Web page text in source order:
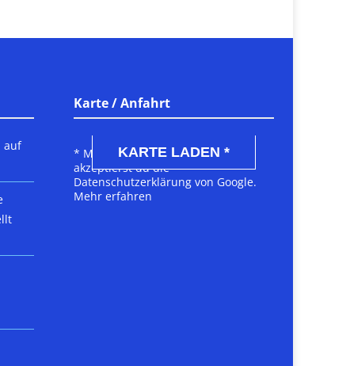
auf
Karte / Anfahrt
DSGVO MAP
KARTE LADEN *
* Mit dem Laden der Karte
akzeptierst du die
Datenschutzerklärung von Google.
Mehr erfahren